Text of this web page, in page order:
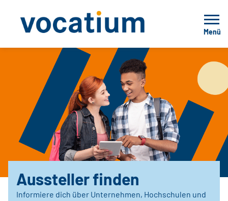
Menü
Aussteller finden
Informiere dich über Unternehmen, Hochschulen und